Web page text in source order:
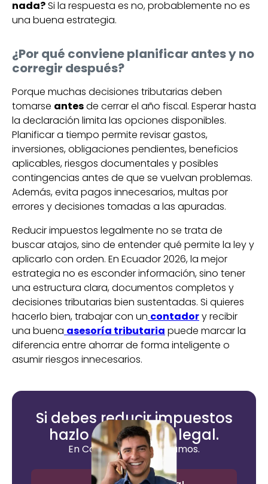
nada?Si la respuesta es no, probablemente no es
una buena estrategia.
¿Por qué conviene planificar antes y no
corregir después?
Porque muchas decisiones tributarias deben
tomarse antesde cerrar el año fiscal. Esperar hasta
la declaración limita las opciones disponibles.
Planificar a tiempo permite revisar gastos,
inversiones, obligaciones pendientes, beneficios
aplicables, riesgos documentales y posibles
contingencias antes de que se vuelvan problemas.
Además, evita pagos innecesarios, multas por
errores y decisiones tomadas a las apuradas.
Reducir impuestos legalmente no se trata de
buscar atajos, sino de entender qué permite la ley y
aplicarlo con orden. En Ecuador 2026, la mejor
estrategia no es esconder información, sino tener
una estructura clara, documentos completos y
decisiones tributarias bien sustentadas. Si quieres
hacerlo bien, trabajar con un contadory recibir
una buena asesoría tributaria puede marcar la
diferencia entre ahorrar de forma inteligente o
asumir riesgos innecesarios.
Si debes reducir impuestos
hazlo de manera legal.
En ContApp te asesoramos.